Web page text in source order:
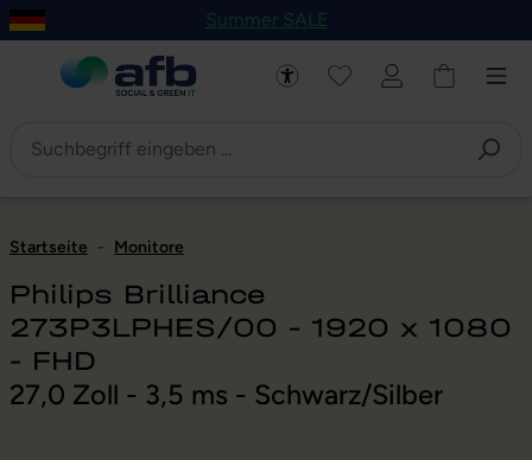
Hauptinhalt springen
Zur Navigation der B2B-Plattform springen
Summer SALE
Startseite - Monitore
Philips Brilliance
273P3LPHES/00 - 1920 x 1080
- FHD
27,0 Zoll - 3,5 ms - Schwarz/Silber